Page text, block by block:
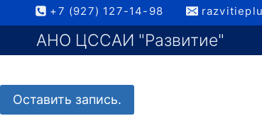
Перейти
к
содержимому
+7 (927) 127-14-98
АНО ЦССАИ "Развитие"